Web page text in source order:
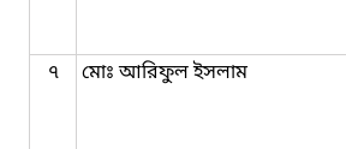
৭ মোঃ আরিফুল ইসলাম